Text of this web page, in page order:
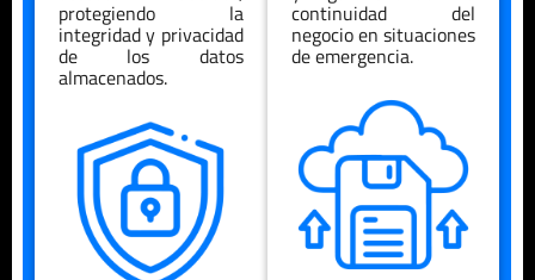
protegiendo la
integridad y privacidad
de los datos
almacenados.
continuidad del
negocio en situaciones
de emergencia.